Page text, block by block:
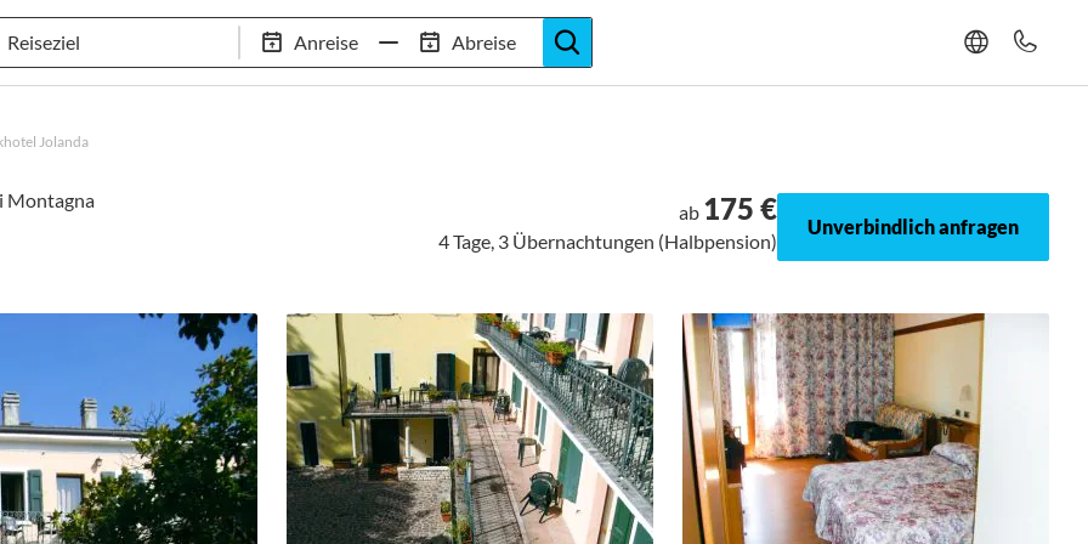
Anreise Abreise
97,8% Weiterempfehlungsrate 20+ Jahre Trainingslager-Expertise
Jolanda
Montagna
ab 175 €
4 Tage, 3 Übernachtungen (Halbpension)
Unverbindlich anfragen